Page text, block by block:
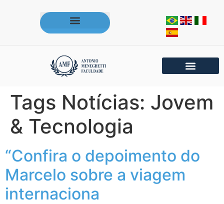
Tags Notícias: Jovem
& Tecnologia
“Confira o depoimento do
Marcelo sobre a viagem
internaciona